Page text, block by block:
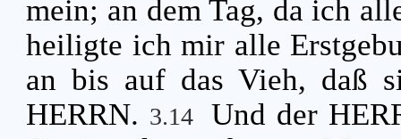
mein; an dem Tag, da ich
heiligte ich mir alle
an bis auf das Vieh, daß
HERRN. 3.14
Und der